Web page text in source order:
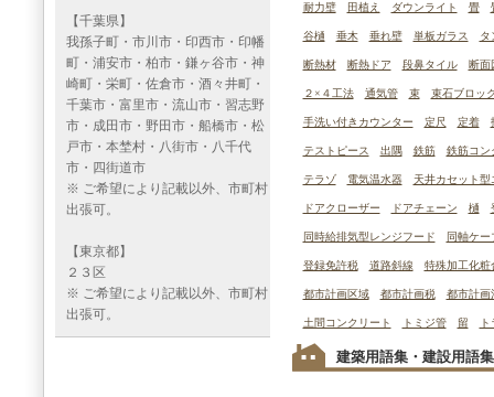
【千葉県】
我孫子町・市川市・印西市・印幡
町・浦安市・柏市・鎌ヶ谷市・神
崎町・栄町・佐倉市・酒々井町・
千葉市・富里市・流山市・習志野
市・成田市・野田市・船橋市・松
戸市・本埜村・八街市・八千代
市・四街道市
※ ご希望により記載以外、市町村
出張可。
【東京都】
２３区
※ ご希望により記載以外、市町村
出張可。
耐力壁 田植え ダウンライト 畳
谷樋 垂木 垂れ壁 単板ガラス タ
断熱材 断熱ドア 段鼻タイル 断面
２×４工法 通気管 束 束石ブロッ
手洗い付きカウンター 定尺 定着
テストピース 出隅 鉄筋 鉄筋コン
テラゾ 電気温水器 天井カセット型
ドアクローザー ドアチェーン 樋
同時給排気型レンジフード 同軸ケー
登録免許税 道路斜線 特殊加工化粧
都市計画区域 都市計画税 都市計画
土間コンクリート トミジ管 留
建築用語集・建設用語